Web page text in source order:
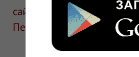
сайте для ознакомления
Перед применением